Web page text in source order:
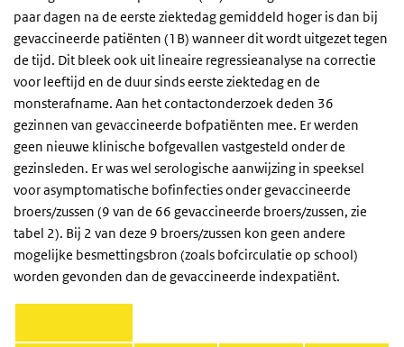
paar dagen na de eerste ziektedag gemiddeld hoger is dan bij
gevaccineerde patiënten (1B) wanneer dit wordt uitgezet tegen
de tijd. Dit bleek ook uit lineaire regressieanalyse na correctie
voor leeftijd en de duur sinds eerste ziektedag en de
monsterafname. Aan het contactonderzoek deden 36
gezinnen van gevaccineerde bofpatiënten mee. Er werden
geen nieuwe klinische bofgevallen vastgesteld onder de
gezinsleden. Er was wel serologische aanwijzing in speeksel
voor asymptomatische bofinfecties onder gevaccineerde
broers/zussen (9 van de 66 gevaccineerde broers/zussen, zie
tabel 2). Bij 2 van deze 9 broers/zussen kon geen andere
mogelijke besmettingsbron (zoals bofcirculatie op school)
worden gevonden dan de gevaccineerde indexpatiënt.